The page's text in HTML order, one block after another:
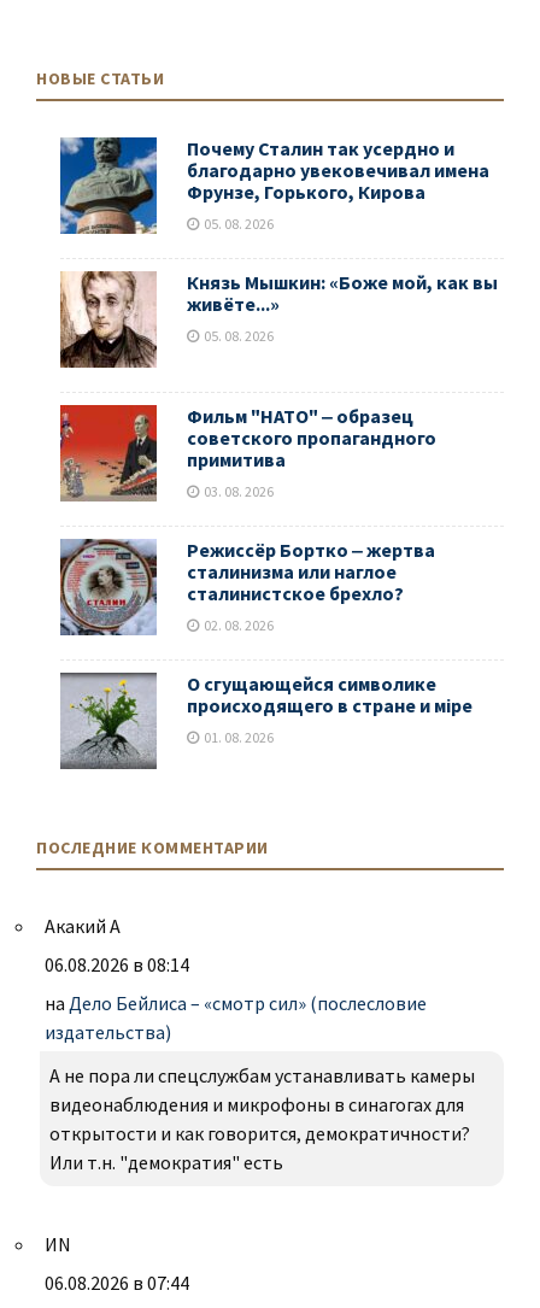
НОВЫЕ СТАТЬИ
Почему Сталин так усердно и
благодарно увековечивал имена
Фрунзе, Горького, Кирова
05. 08. 2026
Князь Мышкин: «Боже мой, как вы
живёте...»
05. 08. 2026
Фильм "НАТО" ‒ образец
советского пропагандного
примитива
03. 08. 2026
Режиссёр Бортко ‒ жертва
сталинизма или наглое
сталинистское брехло?
02. 08. 2026
О сгущающейся символике
происходящего в стране и мiре
01. 08. 2026
ПОСЛЕДНИЕ КОММЕНТАРИИ
Акакий А
06.08.2026 в 08:14
на Дело Бейлиса – «смотр сил» (послесловие
издательства)
А не пора ли спецслужбам устанавливать камеры
видеонаблюдения и микрофоны в синагогах для
открытости и как говорится, демократичности?
Или т.н. "демократия" есть
ИN
06.08.2026 в 07:44